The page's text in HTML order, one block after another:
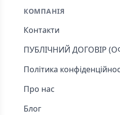
КОМПАНІЯ
Контакти
ПУБЛІЧНИЙ ДОГОВІР
Політика
Про нас
Блог